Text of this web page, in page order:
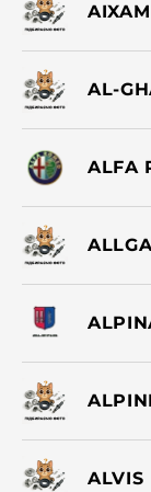
AIXAM
AL-
ALFA
ALVIS